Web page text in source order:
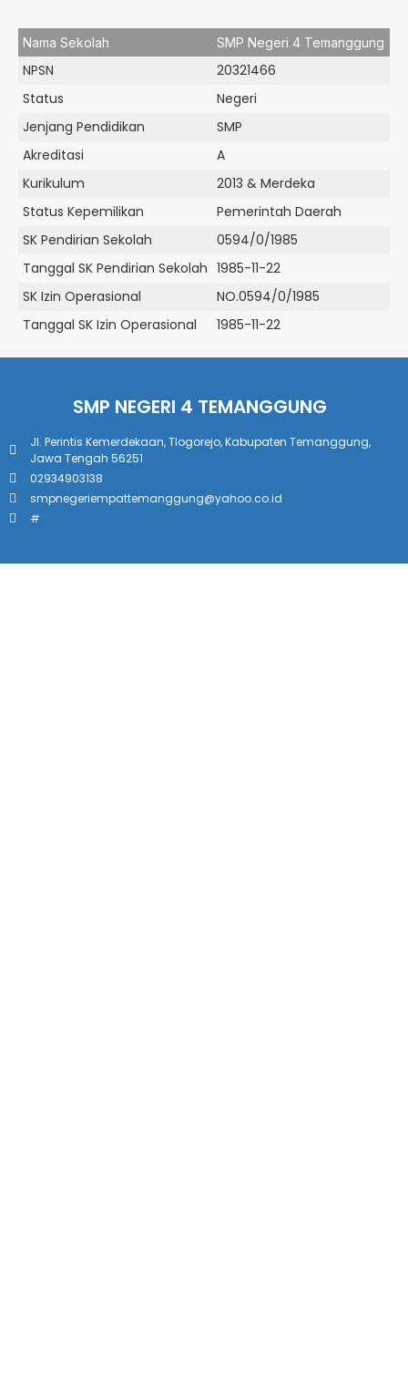
Nama Sekolah SMP Negeri 4 Temanggung
NPSN
20321466
Status
Negeri
Jenjang Pendidikan
SMP
Akreditasi
A
Kurikulum
2013 & Merdeka
Status Kepemilikan
Pemerintah Daerah
SK Pendirian Sekolah
0594/0/1985
Tanggal SK Pendirian Sekolah 1985-11-22
SK Izin Operasional
NO.0594/0/1985
Tanggal SK Izin Operasional
1985-11-22
SMP NEGERI 4 TEMANGGUNG
Jl. Perintis Kemerdekaan, Tlogorejo, Kabupaten Temanggung,
Jawa Tengah 56251
02934903138
smpnegeriempattemanggung@yahoo.co.id
#